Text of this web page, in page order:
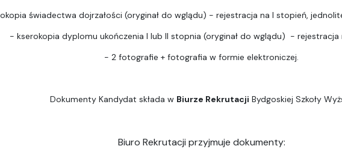
świadectwa dojrzałości (oryginał do wglądu) - rejestracja na I stopień,
- kserokopia dyplomu ukończenia I lub II stopnia (oryginał do wglądu) - rejestracja
- 2 fotografie + fotografia w formie elektroniczej.
Dokumenty Kandydat składa w Biurze Rekrutacji Bydgoskiej Szkoły
Biuro Rekrutacji przyjmuje dokumenty: